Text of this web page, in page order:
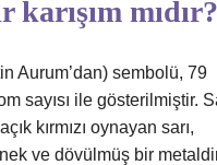
karışım mıdır?
Aurum’dan) sembolü, 79
sayısı ile gösterilmiştir.
kırmızı oynayan sarı,
ve dövülmüş bir